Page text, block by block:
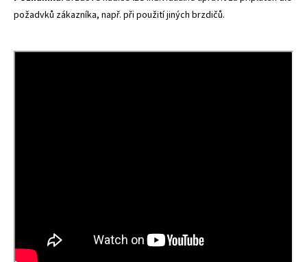
požadvků zákazníka, např. při použití jiných brzdičů.